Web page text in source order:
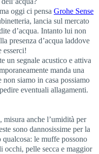
oggi ci pensa Grohe Sense
lancia sul mercato
d’acqua. Intanto lui non
presenza d’acqua laddove
esserci!
un segnale acustico e attiva
manda una
siamo in casa possiamo
eventuali allagamenti.
misura anche l’umidità per
sono dannosissime per la
le muffe possono
occhi, pelle secca e maggior